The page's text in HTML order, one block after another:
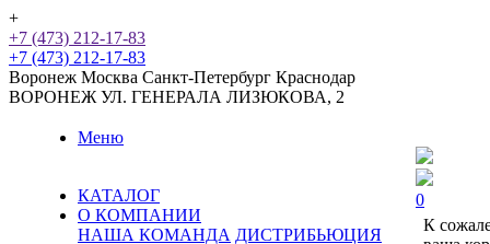
+
+7 (473) 212-17-83
+7 (473) 212-17-83
Воронеж Москва Санкт-Петербург Краснодар
ВОРОНЕЖ УЛ. ГЕНЕРАЛА ЛИЗЮКОВА, 2
Меню
КАТАЛОГ
О КОМПАНИИ
НАША КОМАНДА ДИСТРИБЬЮЦИЯ
0
К